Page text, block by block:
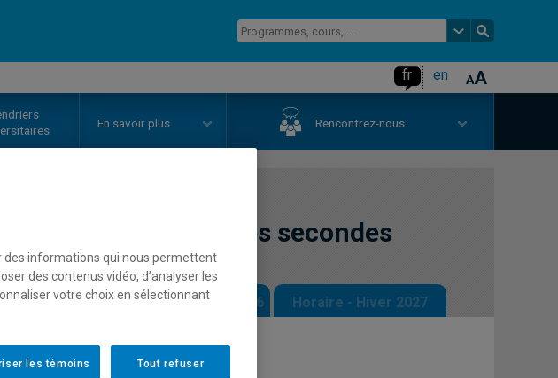
fr en
En savoir plus Rencontrez-nous
des langues secondes
Été 2026 Horaire - Automne 2026 Horaire - Hiver 2027
des informations qui nous permettent
des contenus vidéo, d’analyser les
votre choix en sélectionnant
Tout refuser
les témoins